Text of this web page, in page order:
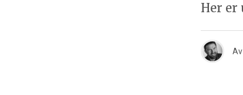
Her er
Av